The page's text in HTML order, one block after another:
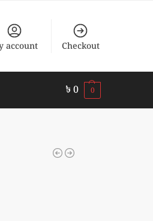
account Checkout
৳0 0